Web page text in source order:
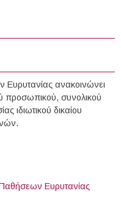
ανακοινώνει
προσωπικού, συνολικού
ιδιωτικού δικαίου
Ευρυτανίας